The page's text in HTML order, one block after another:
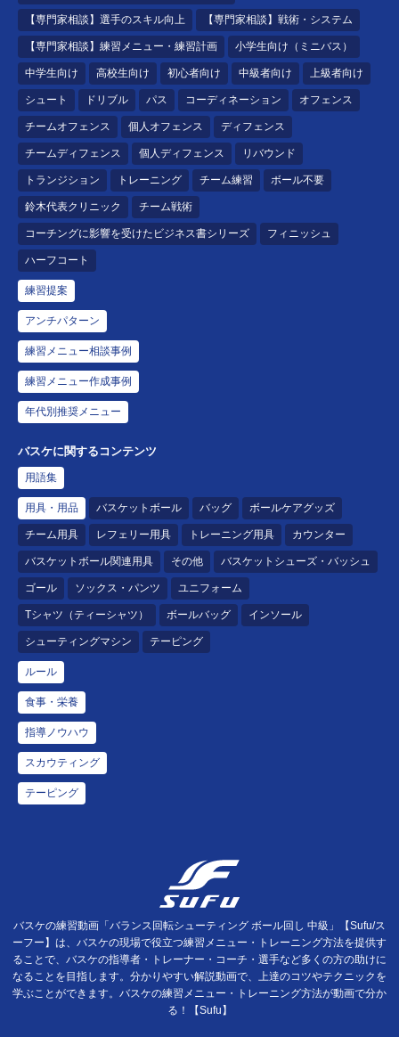
【専門家相談】選手のスキル向上 【専門家相談】戦術・システム
【専門家相談】練習メニュー・練習計画 小学生向け（ミニバス）
中学生向け 高校生向け 初心者向け 中級者向け 上級者向け
シュート ドリブル パス コーディネーション オフェンス
チームオフェンス 個人オフェンス ディフェンス
チームディフェンス 個人ディフェンス リバウンド
トランジション トレーニング チーム練習 ボール不要
鈴木代表クリニック チーム戦術
コーチングに影響を受けたビジネス書シリーズ フィニッシュ
ハーフコート
練習提案
アンチパターン
練習メニュー相談事例
練習メニュー作成事例
年代別推奨メニュー
バスケに関するコンテンツ
用語集
用具・用品 バスケットボール バッグ ボールケアグッズ
チーム用具 レフェリー用具 トレーニング用具 カウンター
バスケットボール関連用具 その他 バスケットシューズ・バッシュ
ゴール ソックス・パンツ ユニフォーム
Tシャツ（ティーシャツ） ボールバッグ インソール
シューティングマシン テーピング
ルール
食事・栄養
指導ノウハウ
スカウティング
テーピング
バスケの練習動画「バランス回転シューティング ボール回し 中級」【Sufu/ス
ーフー】は、バスケの現場で役立つ練習メニュー・トレーニング方法を提供す
ることで、バスケの指導者・トレーナー・コーチ・選手など多くの方の助けに
なることを目指します。分かりやすい解説動画で、上達のコツやテクニックを
学ぶことができます。バスケの練習メニュー・トレーニング方法が動画で分か
る！【Sufu】